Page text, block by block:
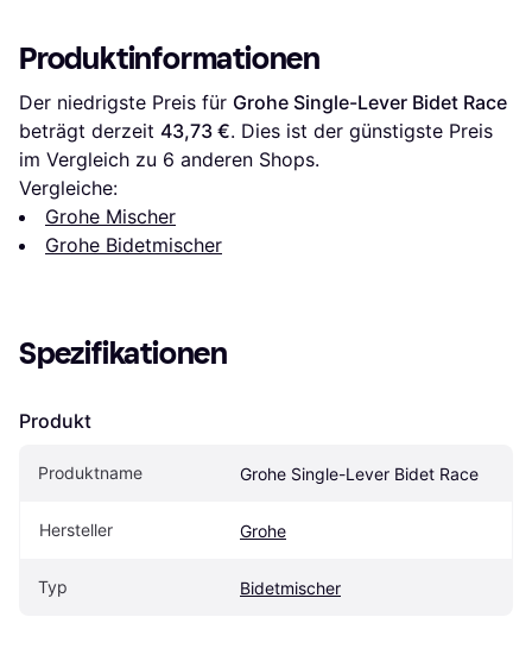
Produktinformationen
Der niedrigste Preis für Grohe Single-Lever Bidet Race
beträgt derzeit 43,73 €. Dies ist der günstigste Preis
im Vergleich zu 6 anderen Shops.
Vergleiche:
Grohe Mischer
Grohe Bidetmischer
Spezifikationen
Produkt
Produktname Grohe Single-Lever Bidet Race
Hersteller Grohe
Typ Bidetmischer